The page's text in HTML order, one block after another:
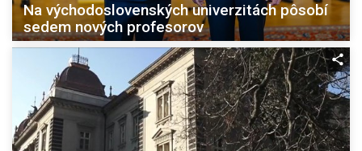
Na východoslovenských univerzitách pôsobí
sedem nových profesorov